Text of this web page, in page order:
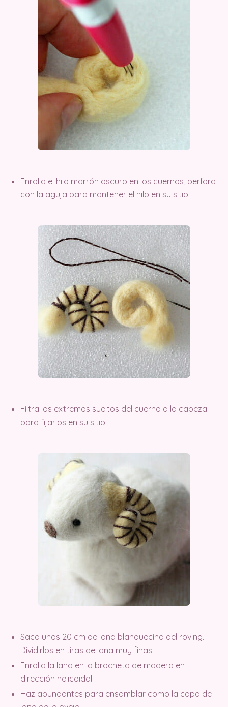
Enrolla el hilo marrón oscuro en los cuernos, perfora
con la aguja para mantener el hilo en su sitio.
Filtra los extremos sueltos del cuerno a la cabeza
para fijarlos en su sitio.
Saca unos 20 cm de lana blanquecina del roving.
Dividirlos en tiras de lana muy finas.
Enrolla la lana en la brocheta de madera en
dirección helicoidal.
Haz abundantes para ensamblar como la capa de